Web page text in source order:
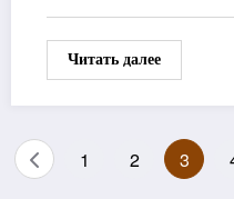
Читать далее
Пагинация
1 2 3